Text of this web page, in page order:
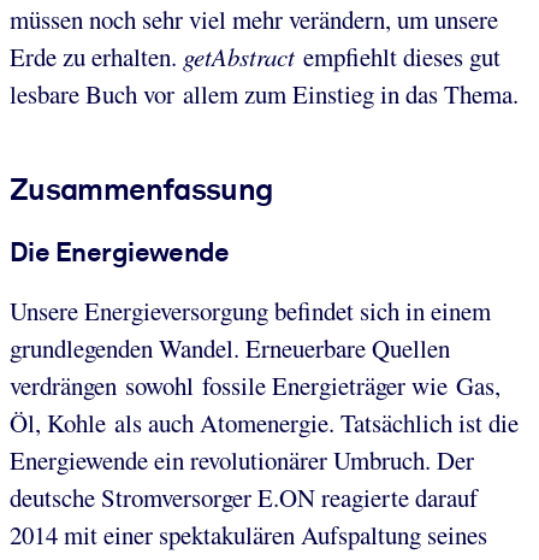
müssen noch sehr viel mehr verändern, um unsere
Erde zu erhalten. getAbstract empfiehlt dieses gut
lesbare Buch vor allem zum Einstieg in das Thema.
Zusammenfassung
Die Energiewende
Unsere Energieversorgung befindet sich in einem
grundlegenden Wandel. Erneuerbare Quellen
verdrängen sowohl fossile Energieträger wie Gas,
Öl, Kohle als auch Atomenergie. Tatsächlich ist die
Energiewende ein revolutionärer Umbruch. Der
deutsche Stromversorger E.ON reagierte darauf
2014 mit einer spektakulären Aufspaltung seines